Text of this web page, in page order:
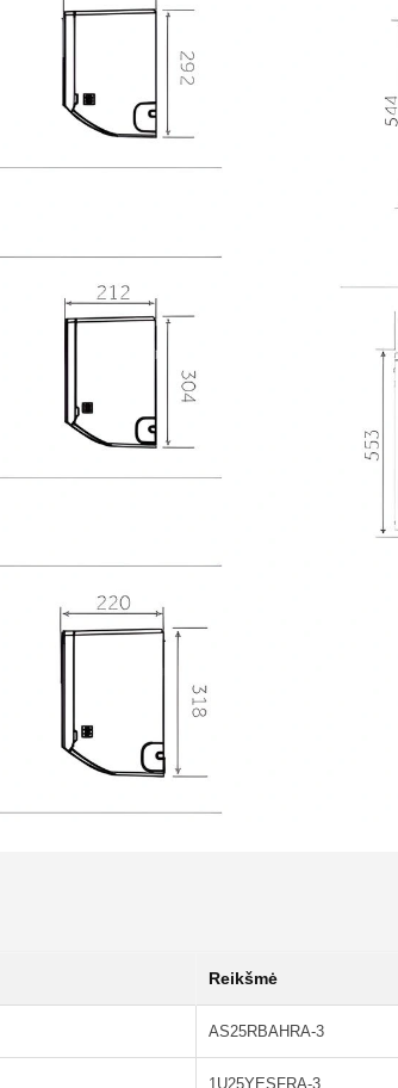
Reikšmė
AS25RBAHRA-3
1U25YESFRA-3